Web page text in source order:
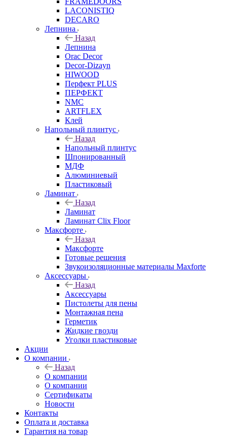
LACONISTIQ
DECARO
Лепнина
Назад
Лепнина
Orac Decor
Decor-Dizayn
HIWOOD
Перфект PLUS
ПЕРФЕКТ
NMC
ARTFLEX
Клей
Напольный плинтус
Назад
Напольный плинтус
Шпонированный
МДФ
Алюминиевый
Пластиковый
Ламинат
Назад
Ламинат
Ламинат Clix Floor
Максфорте
Назад
Максфорте
Готовые решения
Звукоизоляционные материалы Maxforte
Аксессуары
Назад
Аксессуары
Пистолеты для пены
Монтажная пена
Герметик
Жидкие гвозди
Уголки пластиковые
Акции
О компании
Назад
О компании
О компании
Сертификаты
Новости
Контакты
Оплата и доставка
Гарантия на товар